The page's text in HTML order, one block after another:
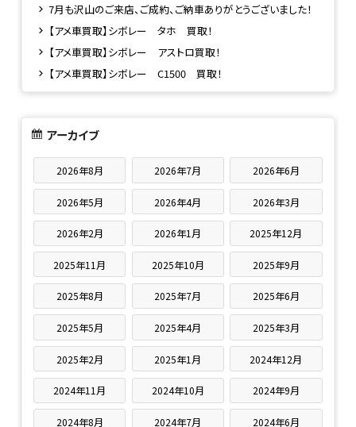
7月も沢山のご来店、ご成約、ご納車ありがとうございました！
【アメ車買取】シボレー タホ 買取！
【アメ車買取】シボレー アストロ買取！
【アメ車買取】シボレー C1500 買取！
アーカイブ
2026年8月 2026年7月 2026年6月
2026年5月 2026年4月 2026年3月
2026年2月 2026年1月 2025年12月
2025年11月 2025年10月 2025年9月
2025年8月 2025年7月 2025年6月
2025年5月 2025年4月 2025年3月
2025年2月 2025年1月 2024年12月
2024年11月 2024年10月 2024年9月
2024年8月 2024年7月 2024年6月